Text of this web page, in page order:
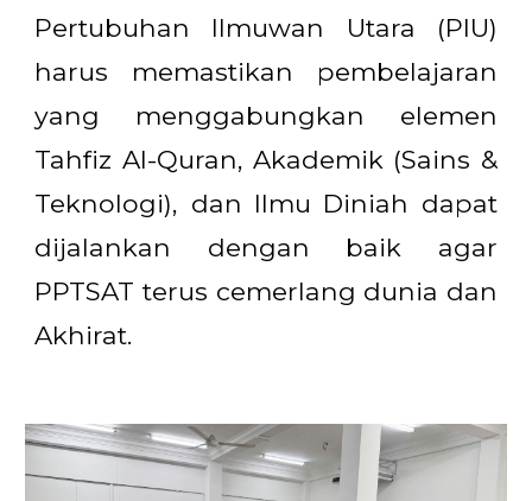
Pertubuhan Ilmuwan Utara (PIU)
harus memastikan pembelajaran
yang menggabungkan elemen
Tahfiz Al-Quran, Akademik (Sains &
Teknologi), dan Ilmu Diniah dapat
dijalankan dengan baik agar
PPTSAT terus cemerlang dunia dan
Akhirat.